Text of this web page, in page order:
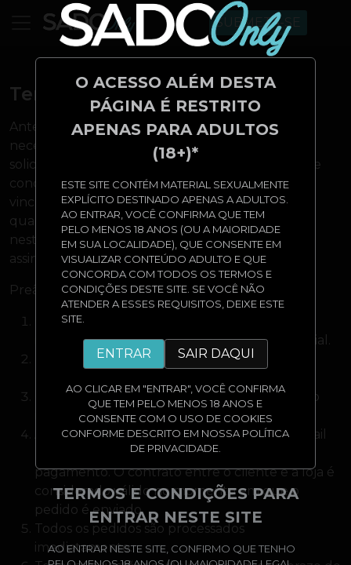
O ACESSO ALÉM DESTA
PÁGINA É RESTRITO
APENAS PARA ADULTOS
(18+)*
ESTE SITE CONTÉM MATERIAL SEXUALMENTE
EXPLÍCITO DESTINADO APENAS A ADULTOS.
AO ENTRAR, VOCÊ CONFIRMA QUE TEM
PELO MENOS 18 ANOS (OU A MAIORIDADE
EM SUA LOCALIDADE), QUE CONSENTE EM
VISUALIZAR CONTEÚDO ADULTO E QUE
CONCORDA COM TODOS OS TERMOS E
CONDIÇÕES DESTE SITE. SE VOCÊ NÃO
ATENDER A ESSES REQUISITOS, DEIXE ESTE
SITE.
ENTRAR SAIR DAQUI
AO CLICAR EM "ENTRAR", VOCÊ CONFIRMA
QUE TEM PELO MENOS 18 ANOS E
CONSENTE COM O USO DE COOKIES
CONFORME DESCRITO EM NOSSA POLÍTICA
DE PRIVACIDADE.
TERMOS E CONDIÇÕES PARA
ENTRAR NESTE SITE
AO ENTRAR NESTE SITE, CONFIRMO QUE TENHO
SUBMETA-SE
Termos de Uso
Antes de concluir a transação do assinante, é
necessário que este leia e aceite estes termos. Ao
solicitar acesso e/ou serviços deste site, o assinante
concorda com estes termos e está legalmente
vinculado a eles. Este acordo pode ser alterado a
qualquer momento. Alterações serão publicadas
neste site e entrarão em vigor para todos os
assinantes sem aviso prévio.
Preâmbulo
Os dados dos assinantes serão usados apenas
internamente e tratados de forma confidencial.
Todas as transações são protegidas por
O cartão de crédito do assinante será cobrado
imediatamente após a compra.
Após a compra, o assinante receberá um e-mail
de notificação com todos os detalhes do
pagamento. O contrato entre o cliente e a loja é
considerado válido no momento em que o
pedido é enviado.
Todos os pedidos são processados
imediatamente.